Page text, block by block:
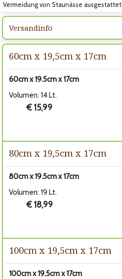
Vermeidung von Staunässe ausgestattet
Versandinfo
60cm x 19,5cm x 17cm
60cm x 19.5cm x 17cm
Volumen: 14 Lt.
€ 15,99
80cm x 19,5cm x 17cm
80cm x 19.5cm x 17cm
Volumen: 19 Lt.
€ 18,99
100cm x 19,5cm x 17cm
100cm x 19.5cm x 17cm